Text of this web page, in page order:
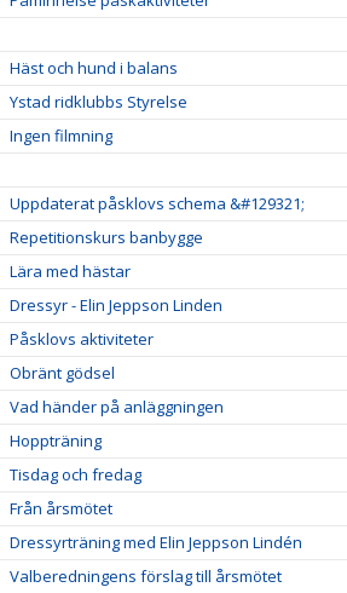
Häst och hund i balans
Ystad ridklubbs Styrelse
Ingen filmning
Uppdaterat påsklovs schema &#129321;
Repetitionskurs banbygge
Lära med hästar
Dressyr - Elin Jeppson Linden
Påsklovs aktiviteter
Obränt gödsel
Vad händer på anläggningen
Hoppträning
Tisdag och fredag
Från årsmötet
Dressyrträning med Elin Jeppson Lindén
Valberedningens förslag till årsmötet